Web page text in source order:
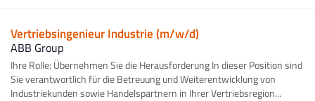
Vertriebsingenieur Industrie (m/w/d)
ABB Group
Ihre Rolle: Übernehmen Sie die Herausforderung In dieser Position sind
Sie verantwortlich für die Betreuung und Weiterentwicklung von
Industriekunden sowie Handelspartnern in Ihrer Vertriebsregion...